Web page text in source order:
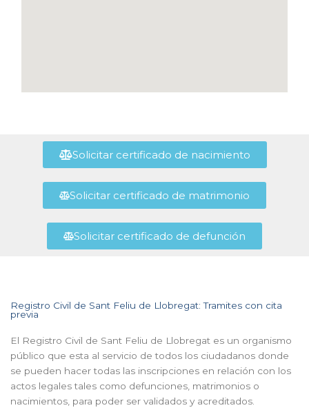
Solicitar certificado de nacimiento
Solicitar certificado de matrimonio
Solicitar certificado de defunción
Registro Civil de Sant Feliu de Llobregat: Tramites con cita
previa
El Registro Civil de Sant Feliu de Llobregat es un organismo
público que esta al servicio de todos los ciudadanos donde
se pueden hacer todas las inscripciones en relación con los
actos legales tales como defunciones, matrimonios o
nacimientos, para poder ser validados y acreditados.